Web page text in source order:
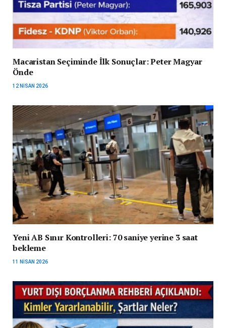
Macaristan Seçiminde İlk Sonuçlar: Peter Magyar
Önde
12 NISAN 2026
Yeni AB Sınır Kontrolleri: 70 saniye yerine 3 saat
bekleme
11 NISAN 2026